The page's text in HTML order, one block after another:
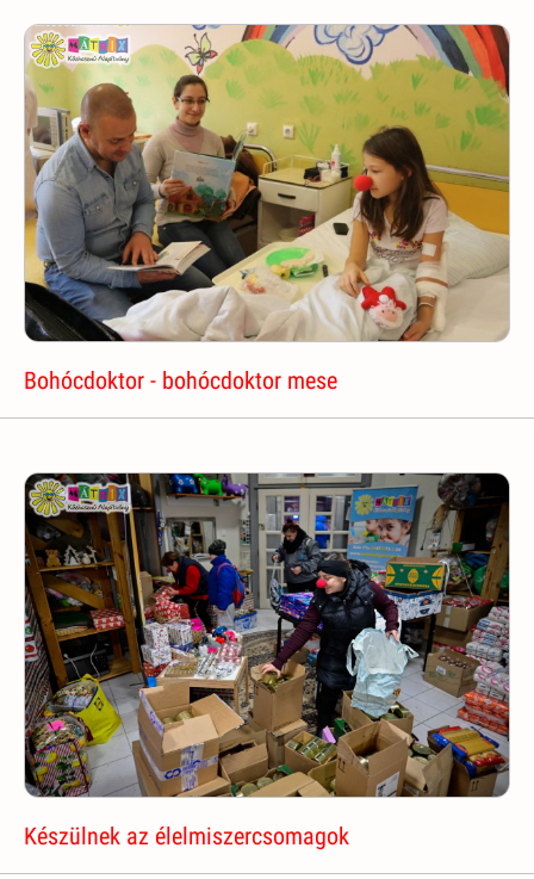
Bohócdoktor - bohócdoktor mese
Készülnek az élelmiszercsomagok